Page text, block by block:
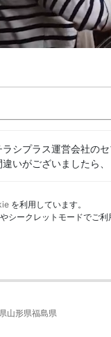
シプラス運営会社の
いがございましたら、
を利用しています。
シークレットモードでご
山形県福島県